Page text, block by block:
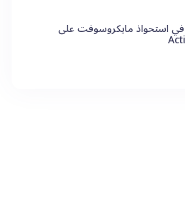
في استحواذ مايكروسوفت على